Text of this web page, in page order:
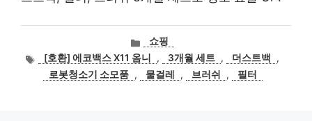
카
테
고
리
쇼핑
태[호환] 에코백스 X11 옴니 , 3개월 세트 , 더스트백
,
로봇청소기 소모품 , 물걸레 , 브러쉬 , 필터